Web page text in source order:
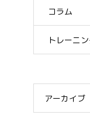
コラム
トレーニ
アーカイブ